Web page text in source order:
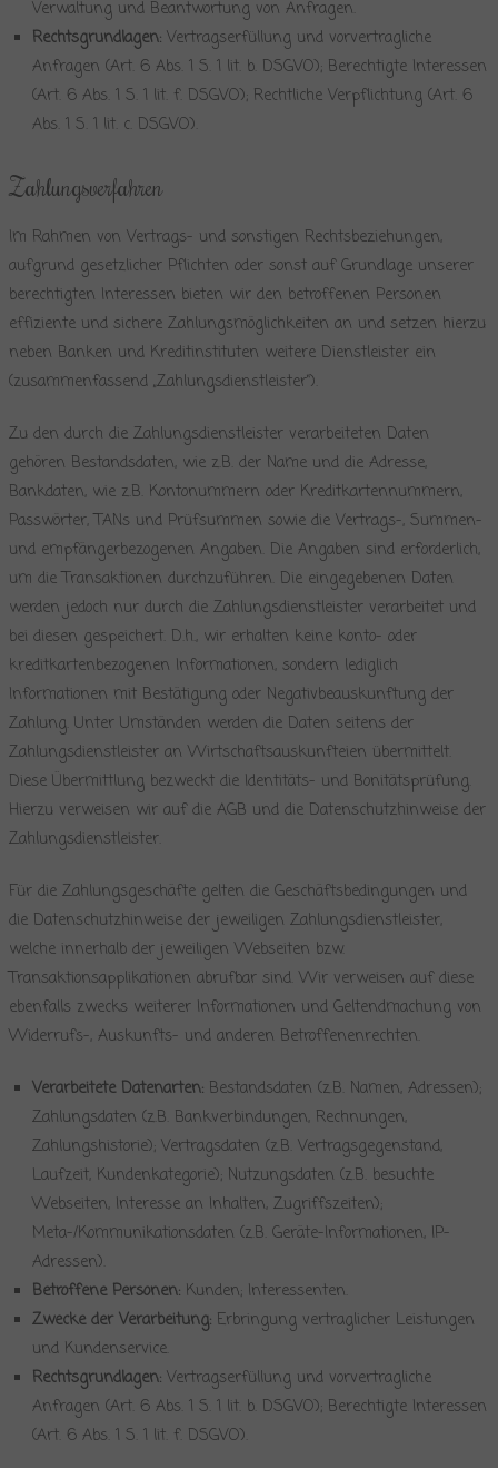
Verwaltung und Beantwortung von Anfragen.
Rechtsgrundlagen: Vertragserfüllung und vorvertragliche
Anfragen (Art. 6 Abs. 1 S. 1 lit. b. DSGVO); Berechtigte Interessen
(Art. 6 Abs. 1 S. 1 lit. f. DSGVO); Rechtliche Verpflichtung (Art. 6
Abs. 1 S. 1 lit. c. DSGVO).
Zahlungsverfahren
Im Rahmen von Vertrags- und sonstigen Rechtsbeziehungen,
aufgrund gesetzlicher Pflichten oder sonst auf Grundlage unserer
berechtigten Interessen bieten wir den betroffenen Personen
effiziente und sichere Zahlungsmöglichkeiten an und setzen hierzu
neben Banken und Kreditinstituten weitere Dienstleister ein
(zusammenfassend „Zahlungsdienstleister“).
Zu den durch die Zahlungsdienstleister verarbeiteten Daten
gehören Bestandsdaten, wie z.B. der Name und die Adresse,
Bankdaten, wie z.B. Kontonummern oder Kreditkartennummern,
Passwörter, TANs und Prüfsummen sowie die Vertrags-, Summen-
und empfängerbezogenen Angaben. Die Angaben sind erforderlich,
um die Transaktionen durchzuführen. Die eingegebenen Daten
werden jedoch nur durch die Zahlungsdienstleister verarbeitet und
bei diesen gespeichert. D.h., wir erhalten keine konto- oder
kreditkartenbezogenen Informationen, sondern lediglich
Informationen mit Bestätigung oder Negativbeauskunftung der
Zahlung. Unter Umständen werden die Daten seitens der
Zahlungsdienstleister an Wirtschaftsauskunfteien übermittelt.
Diese Übermittlung bezweckt die Identitäts- und Bonitätsprüfung.
Hierzu verweisen wir auf die AGB und die Datenschutzhinweise der
Zahlungsdienstleister.
Für die Zahlungsgeschäfte gelten die Geschäftsbedingungen und
die Datenschutzhinweise der jeweiligen Zahlungsdienstleister,
welche innerhalb der jeweiligen Webseiten bzw.
Transaktionsapplikationen abrufbar sind. Wir verweisen auf diese
ebenfalls zwecks weiterer Informationen und Geltendmachung von
Widerrufs-, Auskunfts- und anderen Betroffenenrechten.
Verarbeitete Datenarten: Bestandsdaten (z.B. Namen, Adressen);
Zahlungsdaten (z.B. Bankverbindungen, Rechnungen,
Zahlungshistorie); Vertragsdaten (z.B. Vertragsgegenstand,
Laufzeit, Kundenkategorie); Nutzungsdaten (z.B. besuchte
Webseiten, Interesse an Inhalten, Zugriffszeiten);
Meta-/Kommunikationsdaten (z.B. Geräte-Informationen, IP-
Adressen).
Betroffene Personen: Kunden; Interessenten.
Zwecke der Verarbeitung: Erbringung vertraglicher Leistungen
und Kundenservice.
Rechtsgrundlagen: Vertragserfüllung und vorvertragliche
Anfragen (Art. 6 Abs. 1 S. 1 lit. b. DSGVO); Berechtigte Interessen
(Art. 6 Abs. 1 S. 1 lit. f. DSGVO).